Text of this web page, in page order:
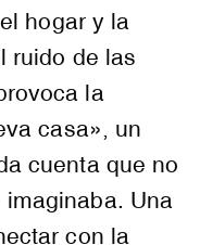
hogar y la
ruido de las
la
casa», un
cuenta que no
Una
con la